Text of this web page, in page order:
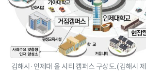
김해시·인제대 올 시티 캠퍼스 구상도.(김해시